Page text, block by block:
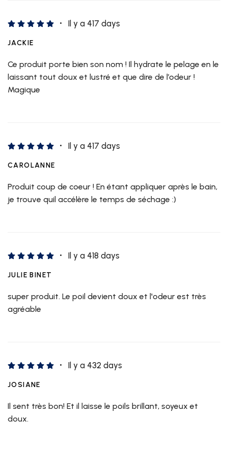
Il y a 417 days
JACKIE
Ce produit porte bien son nom ! Il hydrate le pelage en le
laissant tout doux et lustré et que dire de l’odeur !
Magique
Il y a 417 days
CAROLANNE
Produit coup de coeur ! En étant appliquer après le bain,
je trouve quil accélère le temps de séchage :)
Il y a 418 days
JULIE BINET
super produit. Le poil devient doux et l'odeur est très
agréable
Il y a 432 days
JOSIANE
Il sent très bon! Et il laisse le poils brillant, soyeux et
doux.